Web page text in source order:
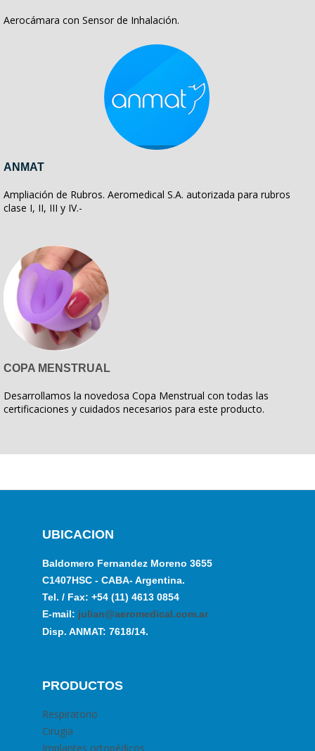
Aerocámara con Sensor de Inhalación.
ANMAT
Ampliación de Rubros. Aeromedical S.A. autorizada para rubros
clase I, II, III y IV.-
COPA MENSTRUAL
Desarrollamos la novedosa Copa Menstrual con todas las
certificaciones y cuidados necesarios para este producto.
UBICACION
Baldomero Fernandez Moreno 3655
C1407HSC - CABA- Argentina.
Tel. / Fax: +54 (11) 4613 0854
E-mail: julian@aeromedical.com.ar
Disp. ANMAT: 7618/14.
PRODUCTOS
Respiratorio
Cirugia
Implantes ortopédicos